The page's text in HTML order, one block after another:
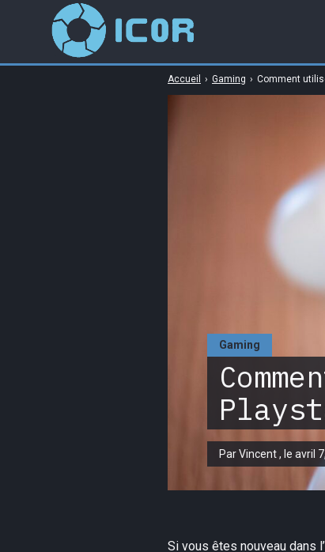
Gaming
Par Vincent , le avril
Accueil › Gaming › Comment
Si vous êtes nouveau dans